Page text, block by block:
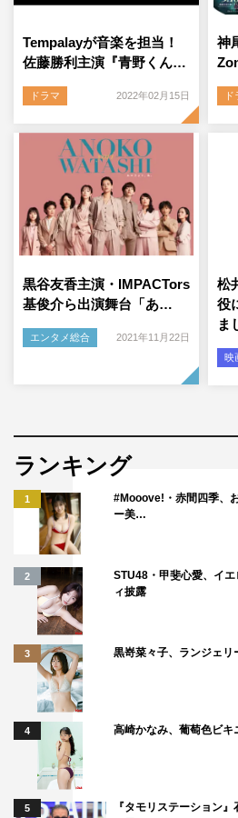
Tempalayが音楽を担当！
佐藤勝利主演『青野くん…
ドラマ 2022年02月15日
神
ド
黒谷友香主演・IMPACTors
基俊介ら出演舞台「あ…
エンタメ総合 2021年11月22日
松
役
ま
映
ランキング
1
#Mooove!・赤間四季、
ー美…
2
STU48・甲斐心愛、イ
ィ披露
3 黒嵜菜々子、ランジェ
4 高崎かなみ、葡萄色ビキ
5
『タモリステーション